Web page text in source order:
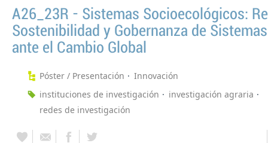
A26_23R - Sistemas Socioecológicos:
Sostenibilidad y Gobernanza de
ante el Cambio Global
Póster / Presentación
Innovación
instituciones de investigación
investigación agraria
redes de investigación